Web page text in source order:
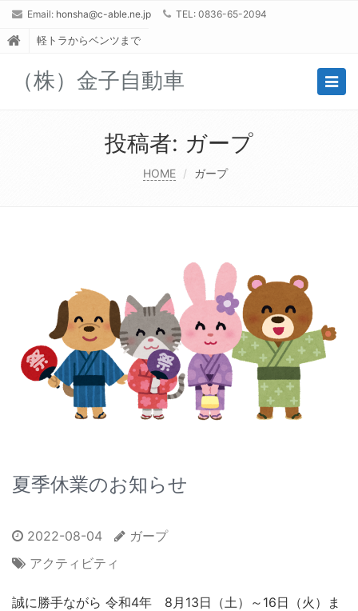
Email: honsha@c-able.ne.jp TEL: 0836-65-2094
軽トラからベンツまで
（株）金子自動車
投稿者: ガープ
HOME ガープ
夏季休業のお知らせ
2022-08-04
ガープ
アクティビティ
誠に勝手ながら 令和4年 8月13日（土）～16日（火）ま